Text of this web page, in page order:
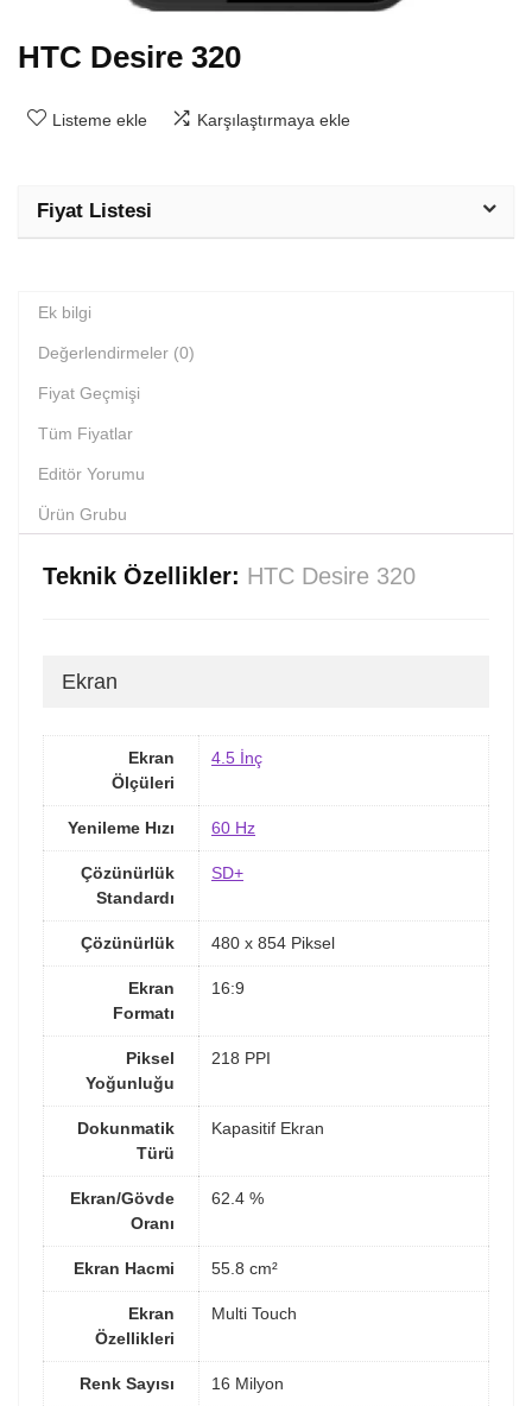
HTC Desire 320
Listeme ekle Karşılaştırmaya ekle
Fiyat Listesi
Ek bilgi
Değerlendirmeler (0)
Fiyat Geçmişi
Tüm Fiyatlar
Editör Yorumu
Ürün Grubu
Teknik Özellikler: HTC Desire 320
Ekran
Ekran
Ölçüleri
4.5 İnç
Yenileme Hızı 60 Hz
Çözünürlük
Standardı
SD+
Çözünürlük 480 x 854 Piksel
Ekran
Formatı
16:9
Piksel
Yoğunluğu
218 PPI
Dokunmatik
Türü
Kapasitif Ekran
Ekran/Gövde
Oranı
62.4 %
Ekran Hacmi 55.8 cm²
Ekran
Özellikleri
Multi Touch
Renk Sayısı 16 Milyon